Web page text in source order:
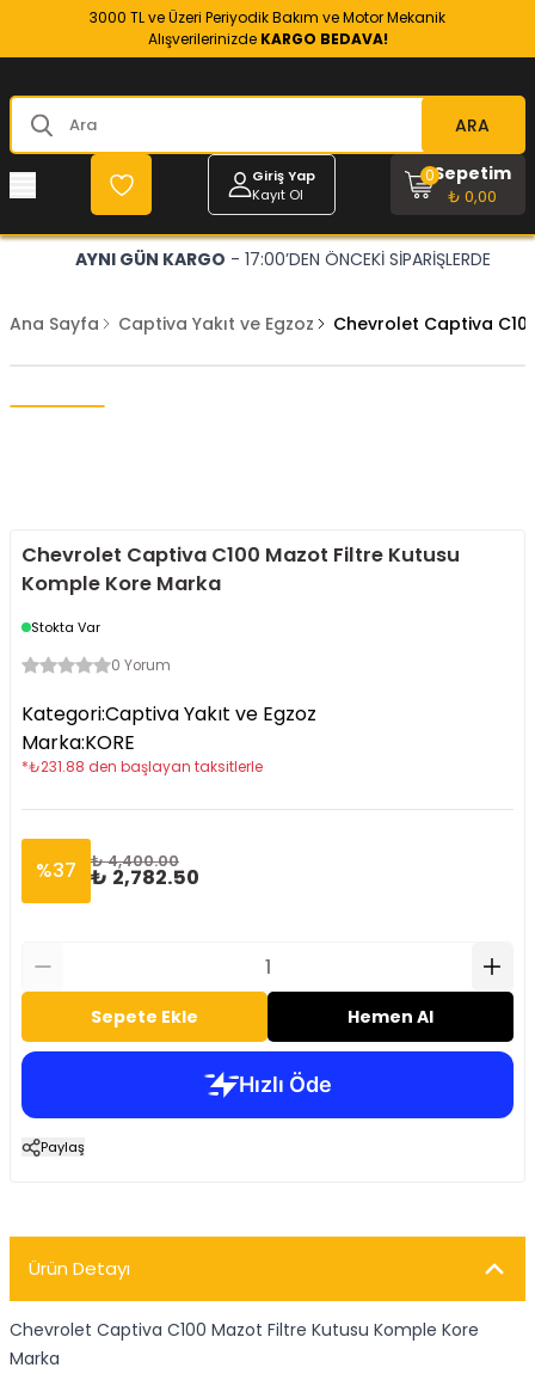
3000 TL ve Üzeri Periyodik Bakım ve Motor Mekanik
Alışverilerinizde KARGO BEDAVA!
ARA
Giriş Yap
Kayıt Ol
Sepetim
₺ 0,00
0
AYNI GÜN KARGO - 17:00’DEN ÖNCEKİ SİPARİŞLERDE
Ana Sayfa Captiva Yakıt ve Egzoz Chevrolet Captiva
Chevrolet Captiva C100 Mazot Filtre Kutusu
Komple Kore Marka
Stokta Var
0 Yorum
Kategori:Captiva Yakıt ve Egzoz
Marka:KORE
*₺231.88 den başlayan taksitlerle
%37 ₺ 4,400.00
₺ 2,782.50
Sepete Ekle Hemen Al
Paylaş
Ürün Detayı
Chevrolet Captiva C100 Mazot Filtre Kutusu Komple Kore
Marka